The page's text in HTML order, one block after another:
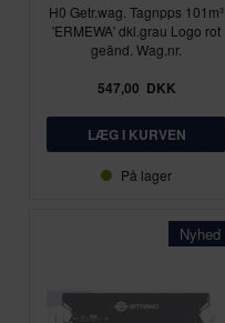
H0 Getr.wag. Tagnpps 101m³
'ERMEWA' dkl.grau Logo rot
geänd. Wag.nr.
547,00 DKK
På lager
Nyhed